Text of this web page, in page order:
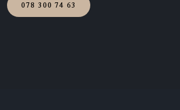
078 300 74 63